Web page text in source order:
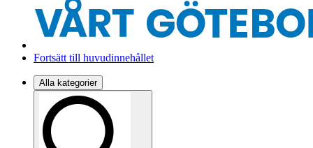
Fortsätt till huvudinnehållet
Alla kategorier